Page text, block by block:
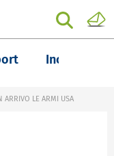
Inchieste
ARRIVO LE ARMI USA